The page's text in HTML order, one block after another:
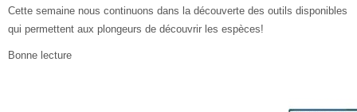
Cette semaine nous continuons dans la découverte des outils disponibles
qui permettent aux plongeurs de découvrir les espèces!
Bonne lecture